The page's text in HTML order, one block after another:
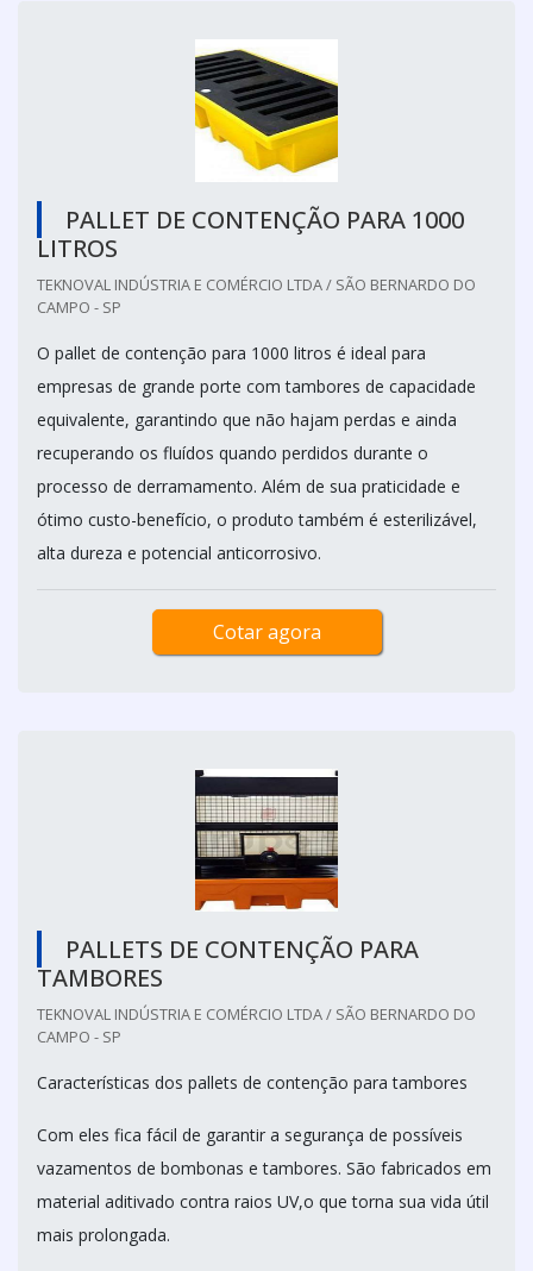
PALLET DE CONTENÇÃO PARA 1000
LITROS
TEKNOVAL INDÚSTRIA E COMÉRCIO LTDA / SÃO BERNARDO DO
CAMPO - SP
O pallet de contenção para 1000 litros é ideal para
empresas de grande porte com tambores de capacidade
equivalente, garantindo que não hajam perdas e ainda
recuperando os fluídos quando perdidos durante o
processo de derramamento. Além de sua praticidade e
ótimo custo-benefício, o produto também é esterilizável,
alta dureza e potencial anticorrosivo.
Cotar agora
PALLETS DE CONTENÇÃO PARA
TAMBORES
TEKNOVAL INDÚSTRIA E COMÉRCIO LTDA / SÃO BERNARDO DO
CAMPO - SP
Características dos pallets de contenção para tambores
Com eles fica fácil de garantir a segurança de possíveis
vazamentos de bombonas e tambores. São fabricados em
material aditivado contra raios UV,o que torna sua vida útil
mais prolongada.